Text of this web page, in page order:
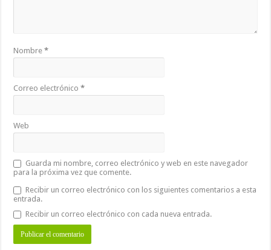
Nombre*
Correo electrónico*
Web
Guarda mi nombre, correo electrónico y web en este navegador
para la próxima vez que comente.
Recibir un correo electrónico con los siguientes comentarios a esta
entrada.
Recibir un correo electrónico con cada nueva entrada.